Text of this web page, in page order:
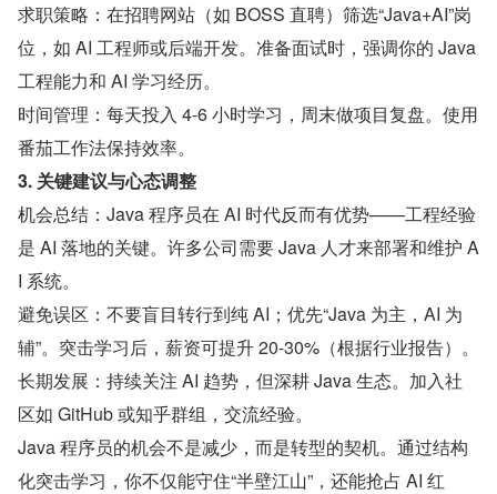
求职策略：在招聘网站（如 BOSS 直聘）筛选“Java+AI”岗
位，如 AI 工程师或后端开发。准备面试时，强调你的 Java
工程能力和 AI 学习经历。
时间管理：每天投入 4-6 小时学习，周末做项目复盘。使用
番茄工作法保持效率。
3. 关键建议与心态调整
机会总结：Java 程序员在 AI 时代反而有优势——工程经验
是 AI 落地的关键。许多公司需要 Java 人才来部署和维护 A
I 系统。
避免误区：不要盲目转行到纯 AI；优先“Java 为主，AI 为
辅”。突击学习后，薪资可提升 20-30%（根据行业报告）。
长期发展：持续关注 AI 趋势，但深耕 Java 生态。加入社
区如 GitHub 或知乎群组，交流经验。
Java 程序员的机会不是减少，而是转型的契机。通过结构
化突击学习，你不仅能守住“半壁江山”，还能抢占 AI 红